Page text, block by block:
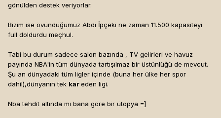
gönülden destek veriyorlar.
Bizim ise övündüğümüz Abdi İpçeki ne zaman 11.500 kapasiteyi
full doldurdu meçhul.
Tabi bu durum sadece salon bazında , TV gelirleri ve havuz
payında NBA'in tüm dünyada tartışılmaz bir üstünlüğü de mevcut.
Şu an dünyadaki tüm ligler içinde (buna her ülke her spor
dahil),dünyanın tek kareden ligi.
Nba tehdit altında mı bana göre bir ütopya =]